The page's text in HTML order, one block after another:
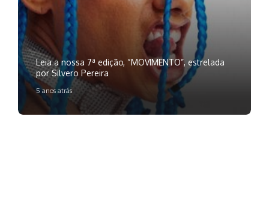
Leia a nossa 7ª edição, “MOVIMENTO”, estrelada
por Silvero Pereira
5 anos atrás